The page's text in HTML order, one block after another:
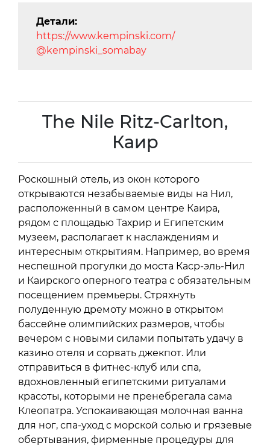
Детали:
https://www.kempinski.com/
@kempinski_somabay
The Nile Ritz-Carlton,
Каир
Роскошный отель, из окон которого
открываются незабываемые виды на Нил,
расположенный в самом центре Каира,
рядом с площадью Тахрир и Египетским
музеем, располагает к наслаждениям и
интересным открытиям. Например, во время
неспешной прогулки до моста Каср-эль-Нил
и Каирского оперного театра с обязательным
посещением премьеры. Стряхнуть
полуденную дремоту можно в открытом
бассейне олимпийских размеров, чтобы
вечером с новыми силами попытать удачу в
казино отеля и сорвать джекпот. Или
отправиться в фитнес-клуб или спа,
вдохновленный египетскими ритуалами
красоты, которыми не пренебрегала сама
Клеопатра. Успокаивающая молочная ванна
для ног, спа-уход с морской солью и грязевые
обертывания, фирменные процедуры для